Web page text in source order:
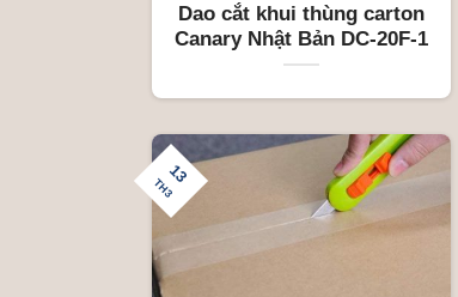
Dao cắt khui thùng carton
Canary Nhật Bản DC-20F-1
13
TH3